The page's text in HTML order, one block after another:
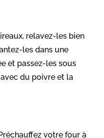
relavez-les bien
les dans une
et passez-les sous
du poivre et la
votre four à